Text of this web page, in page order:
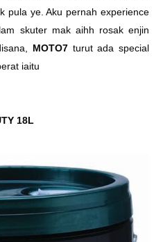
pula ye. Aku pernah experience
skuter mak aihh rosak enjin
MOTO7turut ada special
iaitu
18L